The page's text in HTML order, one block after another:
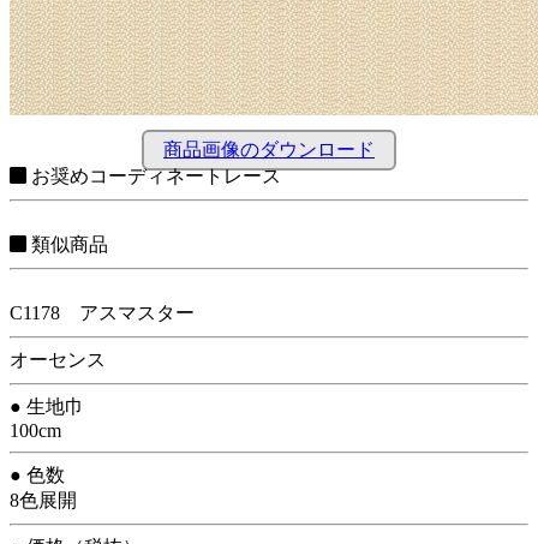
商品画像のダウンロード
お奨めコーディネートレース
類似商品
C1178 アスマスター
オーセンス
● 生地巾
100cm
● 色数
8色展開